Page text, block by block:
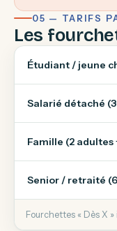
05 — TARIFS
Les
Étudiant / jeune
Salarié détaché
Famille (2 adultes
Senior / retraité
Fourchettes « Dès X